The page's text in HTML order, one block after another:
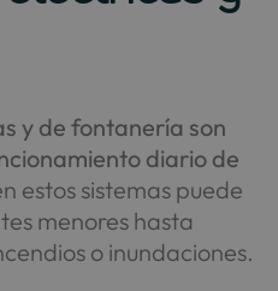
y de fontanería son
diario de
estos sistemas puede
menores hasta
o inundaciones.